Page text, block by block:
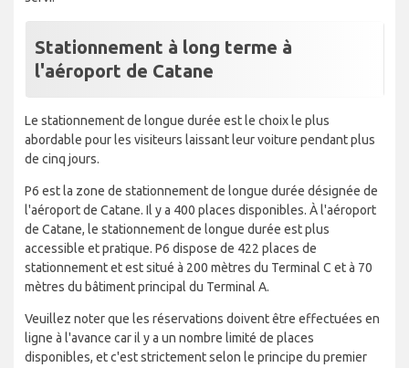
Stationnement à long terme à
l'aéroport de Catane
Le stationnement de longue durée est le choix le plus
abordable pour les visiteurs laissant leur voiture pendant plus
de cinq jours.
P6 est la zone de stationnement de longue durée désignée de
l'aéroport de Catane. Il y a 400 places disponibles. À l'aéroport
de Catane, le stationnement de longue durée est plus
accessible et pratique. P6 dispose de 422 places de
stationnement et est situé à 200 mètres du Terminal C et à 70
mètres du bâtiment principal du Terminal A.
Veuillez noter que les réservations doivent être effectuées en
ligne à l'avance car il y a un nombre limité de places
disponibles, et c'est strictement selon le principe du premier